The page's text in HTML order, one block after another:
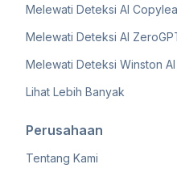
Melewati Deteksi AI
Melewati Deteksi AI
Melewati Deteksi Winston AI
Lihat Lebih Banyak
Perusahaan
Tentang Kami